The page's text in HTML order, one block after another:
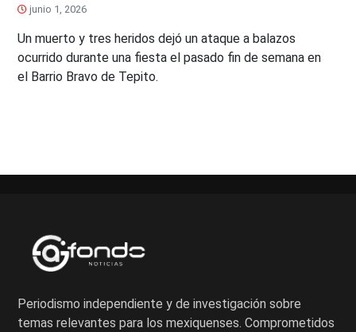
junio 1, 2026
Un muerto y tres heridos dejó un ataque a balazos
ocurrido durante una fiesta el pasado fin de semana en
el Barrio Bravo de Tepito.
Periodismo independiente y de investigación sobre
temas relevantes para los mexiquenses. Comprometidos